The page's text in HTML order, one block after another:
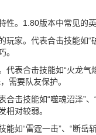
性。1.80版本中常见的
家。代表合击技能如“
。
表合击技能如“火龙气
需要队友保护。
击技能如“噬魂沼泽”
相对较弱。
如“雷霆一击”、“断岳